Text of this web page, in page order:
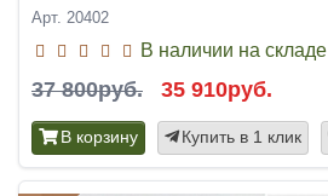
Арт. 20402
В наличии на складе
37 800руб. 35 910руб.
В корзину Купить в 1 клик